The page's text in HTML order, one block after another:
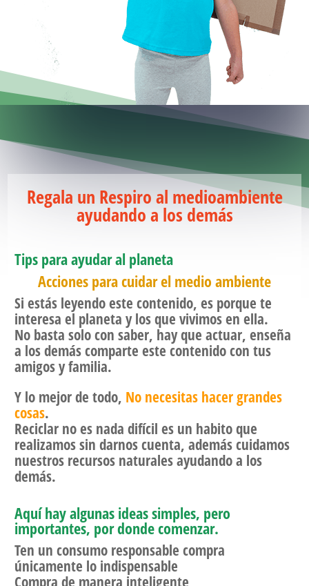
Regala un Respiro al medioambiente
ayudando a los demás
Tips para ayudar al planeta
Acciones para cuidar el medio ambiente
Si estás leyendo este contenido, es porque te
interesa el planeta y los que vivimos en ella.
No basta solo con saber, hay que actuar, enseña
a los demás comparte este contenido con tus
amigos y familia.
Y lo mejor de todo, No necesitas hacer grandes
cosas.
Reciclar no es nada difícil es un habito que
realizamos sin darnos cuenta, además cuidamos
nuestros recursos naturales ayudando a los
demás.
Aquí hay algunas ideas simples, pero
importantes, por donde comenzar.
Ten un consumo responsable compra
únicamente lo indispensable
Compra de manera inteligente